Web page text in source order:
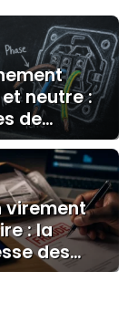
neutre :
de
pour une
virement
: la
des
qui doit